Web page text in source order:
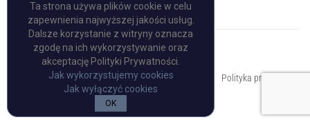
Copyright © Pulp Books
Polityka prywatności
Ta strona używa plików cookie w celu
zapewnienia najwyższej jakości usług.
Dalsze korzystanie z witryny oznacza
zgodę na ich wykorzystywanie oraz
akceptację Polityki Prywatności.
Jak wykorzystujemy cookies
Jak wyłączyć cookies
OK